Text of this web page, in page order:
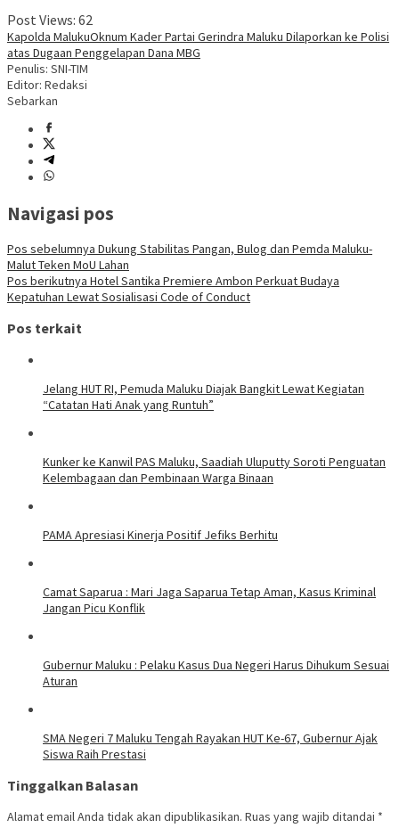
Post Views: 62
Kapolda MalukuOknum Kader Partai Gerindra Maluku Dilaporkan ke Polisi
atas Dugaan Penggelapan Dana MBG
Penulis: SNI-TIM
Editor: Redaksi
Sebarkan
Navigasi pos
Pos sebelumnya Dukung Stabilitas Pangan, Bulog dan Pemda Maluku-
Malut Teken MoU Lahan
Pos berikutnya Hotel Santika Premiere Ambon Perkuat Budaya
Kepatuhan Lewat Sosialisasi Code of Conduct
Pos terkait
Jelang HUT RI, Pemuda Maluku Diajak Bangkit Lewat Kegiatan
“Catatan Hati Anak yang Runtuh”
Kunker ke Kanwil PAS Maluku, Saadiah Uluputty Soroti Penguatan
Kelembagaan dan Pembinaan Warga Binaan
PAMA Apresiasi Kinerja Positif Jefiks Berhitu
Camat Saparua : Mari Jaga Saparua Tetap Aman, Kasus Kriminal
Jangan Picu Konflik
Gubernur Maluku : Pelaku Kasus Dua Negeri Harus Dihukum Sesuai
Aturan
SMA Negeri 7 Maluku Tengah Rayakan HUT Ke-67, Gubernur Ajak
Siswa Raih Prestasi
Tinggalkan Balasan
Alamat email Anda tidak akan dipublikasikan. Ruas yang wajib ditandai *